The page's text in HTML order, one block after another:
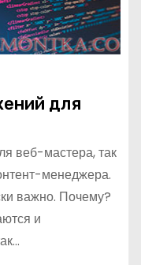
для
веб-мастера, так
менеджера.
важно. Почему?
и